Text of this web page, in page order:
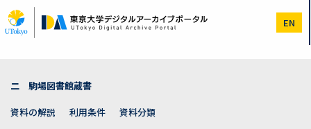
イ
ン
EN
二 駒場図書館蔵書
資料の解説
利用条件 資料分類